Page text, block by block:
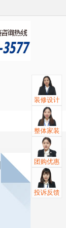
装修设计
整体家装
团购优惠
投诉反馈